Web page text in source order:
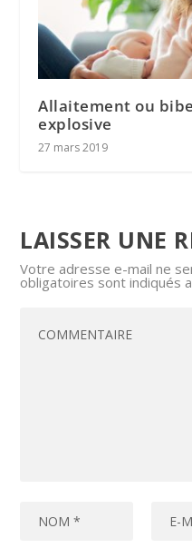
Allaitement ou
explosive
27 mars 2019
LAISSER UNE
Votre adresse e-mail ne
obligatoires sont indiqués